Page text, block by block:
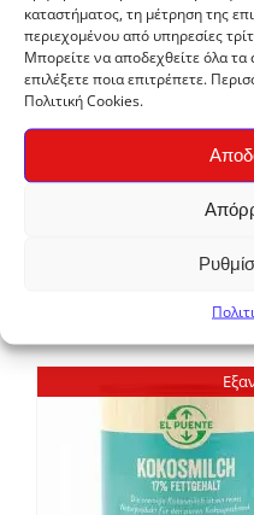
καταστήματος, τη μέτρηση της
περιεχομένου από υπηρεσίες
Μπορείτε να αποδεχθείτε όλα
επιλέξετε ποια επιτρέπετε.
Πολιτική Cookies.
Ζαπατίστικος καφές